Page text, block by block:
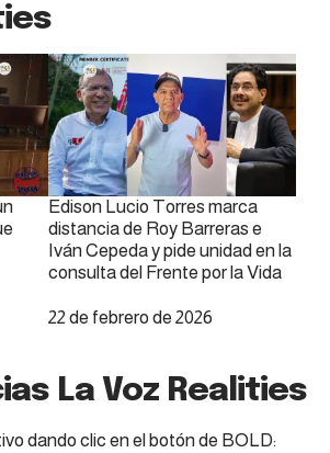
Edison Lucio Torres marca
distancia de Roy Barreras e
Iván Cepeda y pide unidad en la
consulta del Frente por la Vida
Fecha
22 de febrero de 2026
La Voz Realities
dando clic en el botón de BOLD: